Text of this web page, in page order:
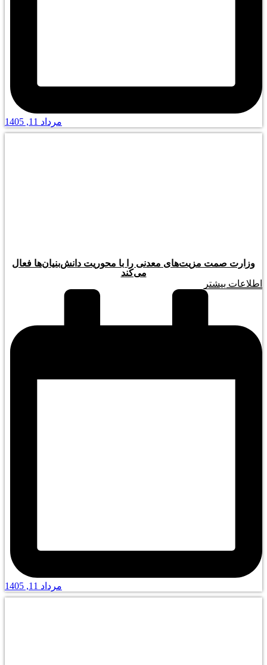
مرداد 11, 1405
وزارت صمت مزیت‌های معدنی را با محوریت دانش‌بنیان‌ها فعال
می‌کند
اطلاعات بیشتر
مرداد 11, 1405